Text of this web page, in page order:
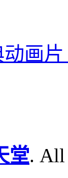
画
堂. All